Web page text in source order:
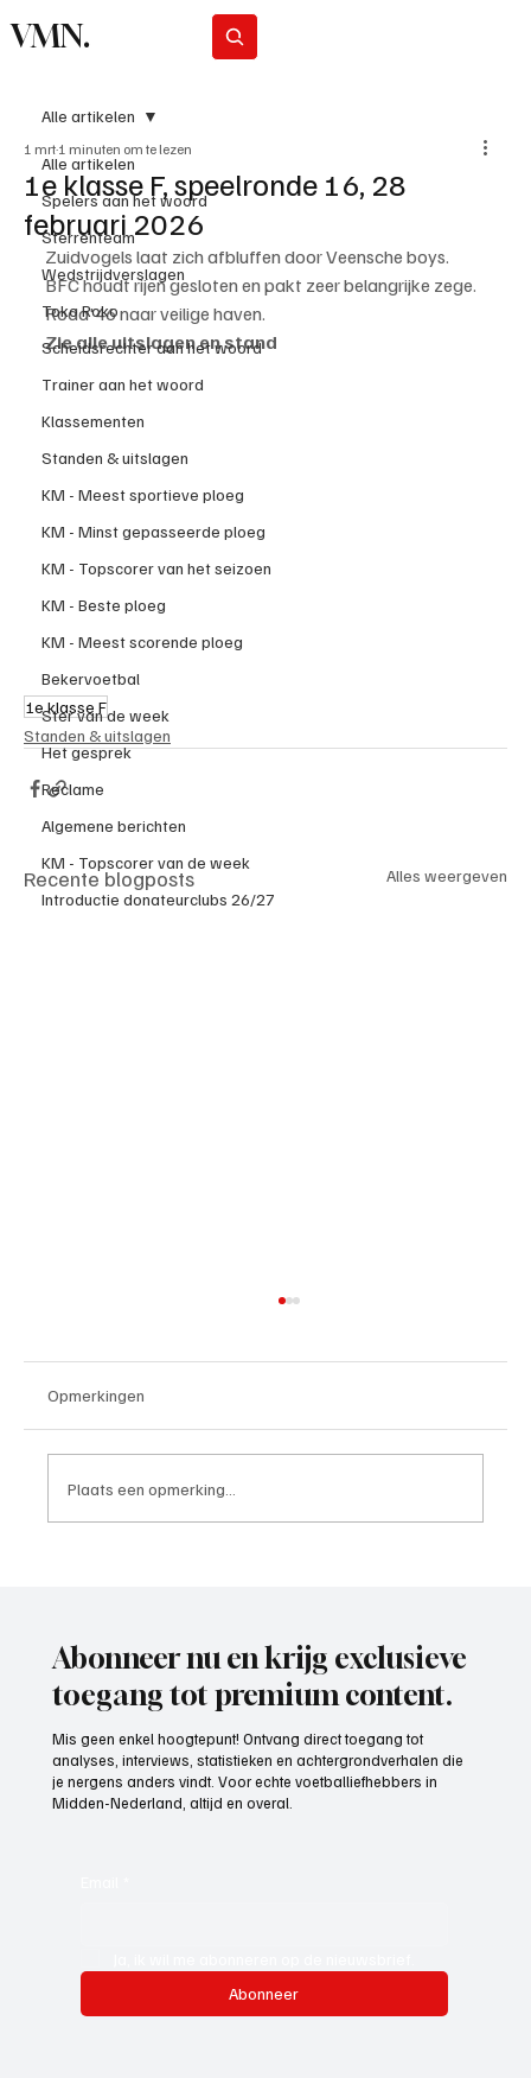
VMN.
Alle artikelen
Spelers aan het woord
Sterrenteam
Wedstrijdverslagen
Toko Roko
Scheidsrechter aan het woord
Trainer aan het woord
Klassementen
Standen & uitslagen
KM - Meest sportieve ploeg
KM - Minst gepasseerde ploeg
KM - Topscorer van het seizoen
KM - Beste ploeg
KM - Meest scorende ploeg
Bekervoetbal
Ster van de week
Het gesprek
Reclame
Algemene berichten
KM - Topscorer van de week
Introductie donateurclubs 26/27
Alle artikelen
1e klasse F, speelronde 16, 28
februari 2026
1 mrt 1 minuten om te lezen
Zuidvogels laat zich afbluffen door Veensche boys.
BFC houdt rijen gesloten en pakt zeer belangrijke zege.
Roda'46 naar veilige haven.
Zie alle uitslagen en stand
1e klasse F
Standen & uitslagen
Recente blogposts Alles weergeven
Opmerkingen
Plaats een opmerking...
Abonneer nu en krijg exclusieve
toegang tot premium content.
Mis geen enkel hoogtepunt! Ontvang direct toegang tot
analyses, interviews, statistieken en achtergrondverhalen die
je nergens anders vindt. Voor echte voetballiefhebbers in
Midden-Nederland, altijd en overal.
Abonneer